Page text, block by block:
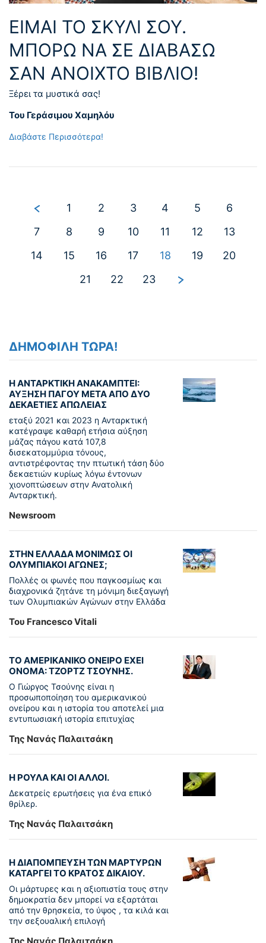
ΕΊΜΑΙ ΤΟ ΣΚΥΛΊ ΣΟΥ.
ΜΠΟΡΏ ΝΑ ΣΕ ΔΙΑΒΆΣΩ
ΣΑΝ ΑΝΟΙΧΤΌ ΒΙΒΛΊΟ!
Ξέρει τα μυστικά σας!
Του Γεράσιμου Χαμηλόυ
Διαβάστε Περισσότερα!
1 2 3 4 5
6
7
8 9 10 11 12
13
14
15 16 17 18 19
20
21
22 23
ΔΗΜΟΦΙΛΗ ΤΩΡΑ!
Η ΑΝΤΑΡΚΤΙΚΗ ΑΝΑΚΑΜΠΤΕΙ:
ΑΥΞΗΣΗ ΠΑΓΟΥ ΜΕΤΑ ΑΠΟ ΔΥΟ
ΔΕΚΑΕΤΙΕΣ ΑΠΩΛΕΙΑΣ
εταξύ 2021 και 2023 η Ανταρκτική
κατέγραψε καθαρή ετήσια αύξηση
μάζας πάγου κατά 107,8
δισεκατομμύρια τόνους,
αντιστρέφοντας την πτωτική τάση δύο
δεκαετιών κυρίως λόγω έντονων
χιονοπτώσεων στην Ανατολική
Ανταρκτική.
Newsroom
ΣΤΗΝ ΕΛΛΑΔΑ ΜΟΝΙΜΩΣ ΟΙ
ΟΛΥΜΠΙΑΚΟΙ ΑΓΩΝΕΣ;
Πολλές οι φωνές που παγκοσμίως και
διαχρονικά ζητάνε τη μόνιμη διεξαγωγή
των Ολυμπιακών Αγώνων στην Ελλάδα
Του Francesco Vitali
ΤΟ ΑΜΕΡΙΚΑΝΙΚΟ ΟΝΕΙΡΟ ΕΧΕΙ
ΟΝΟΜΑ: ΤΖΟΡΤΖ ΤΣΟΥΝΗΣ.
Ο Γιώργος Τσούνης είναι η
προσωποποίηση του αμερικανικού
ονείρου και η ιστορία του αποτελεί μια
εντυπωσιακή ιστορία επιτυχίας
Της Νανάς Παλαιτσάκη
Η ΡΟΥΛΑ ΚΑΙ ΟΙ ΑΛΛΟΙ.
Δεκατρείς ερωτήσεις για ένα επικό
θρίλερ.
Της Νανάς Παλαιτσάκη
Η ΔΙΑΠΟΜΠΕΥΣΗ ΤΩΝ ΜΑΡΤΥΡΩΝ
ΚΑΤΑΡΓΕΙ ΤΟ ΚΡΑΤΟΣ ΔΙΚΑΙΟΥ.
Οι μάρτυρες και η αξιοπιστία τους στην
δημοκρατία δεν μπορεί να εξαρτάται
από την θρησκεία, το ύψος , τα κιλά και
την σεξουαλική επιλογή
Της Νανάς Παλαιτσάκη